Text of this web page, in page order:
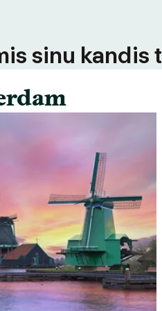
sinu kandis